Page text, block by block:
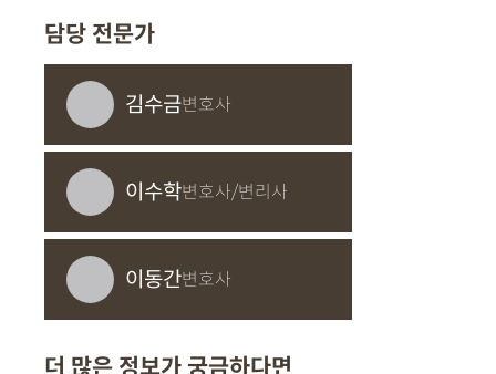
담당 전문가
김수금변호사
이수학변호사/변리사
이동간변호사
더 많은 정보가 궁금하다면